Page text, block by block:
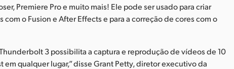
Premiere Pro e muito mais! Ele pode ser usado para criar
o Fusion e After Effects e para a correção de cores com o
3 possibilita a captura e reprodução de vídeos de 10
qualquer lugar,” disse Grant Petty, diretor executivo da